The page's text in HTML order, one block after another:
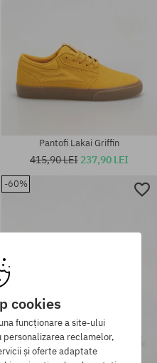
Pantofi Lakai Griffin
415,90 LEI 237,90 LEI
-60%
cookies
funcționare a site-ului
reclamelor,
și oferte adaptate